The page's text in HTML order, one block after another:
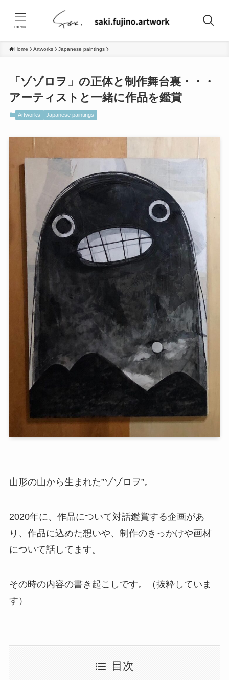
menu
Home Artworks Japanese paintings
「ゾゾロヲ」の正体と制作舞台裏・・・
アーティストと一緒に作品を鑑賞
Artworks Japanese paintings
山形の山から生まれた”ゾゾロヲ”。
2020年に、作品について対話鑑賞する企画があ
り、作品に込めた想いや、制作のきっかけや画材
について話してます。
その時の内容の書き起こしです。（抜粋していま
す）
目次